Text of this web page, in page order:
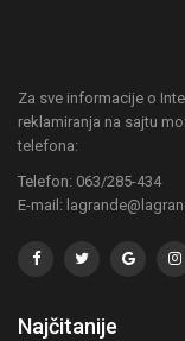
Za sve informacije o
reklamiranja na sajtu
telefona:
Telefon: 063/285-434
E-mail:
Najčitanije